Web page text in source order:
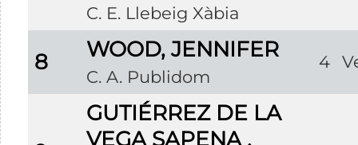
C. E. Llebeig Xàbia
8 WOOD, JENNIFER
C. A. Publidom
4
GUTIÉRREZ DE LA
VEGA SAPENA ,